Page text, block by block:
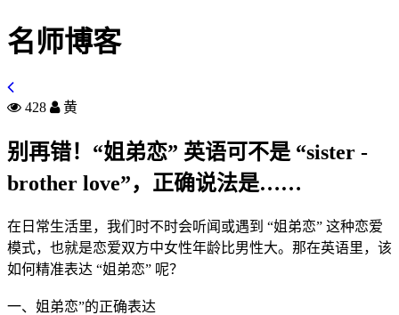
名师博客
428 黄
别再错！“姐弟恋” 英语可不是 “sister -
brother love”，正确说法是……
在日常生活里，我们时不时会听闻或遇到 “姐弟恋” 这种恋爱
模式，也就是恋爱双方中女性年龄比男性大。那在英语里，该
如何精准表达 “姐弟恋” 呢？
一、姐弟恋”的正确表达